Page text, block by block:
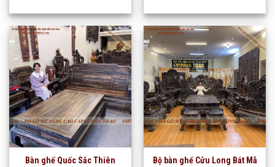
Bàn ghế Quốc Sắc Thiên
Bộ bàn ghế Cửu Long Bát Mã